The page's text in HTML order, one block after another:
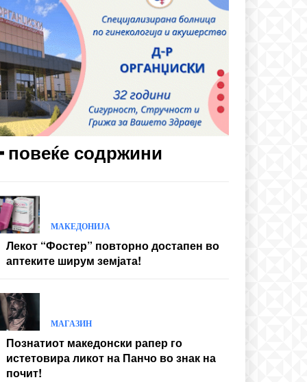
повеќе содржини
МАКЕДОНИЈА
Лекот “Фостер” повторно достапен во
аптеките ширум земјата!
МАГАЗИН
Познатиот македонски рапер го
истетовира ликот на Панчо во знак на
почит!